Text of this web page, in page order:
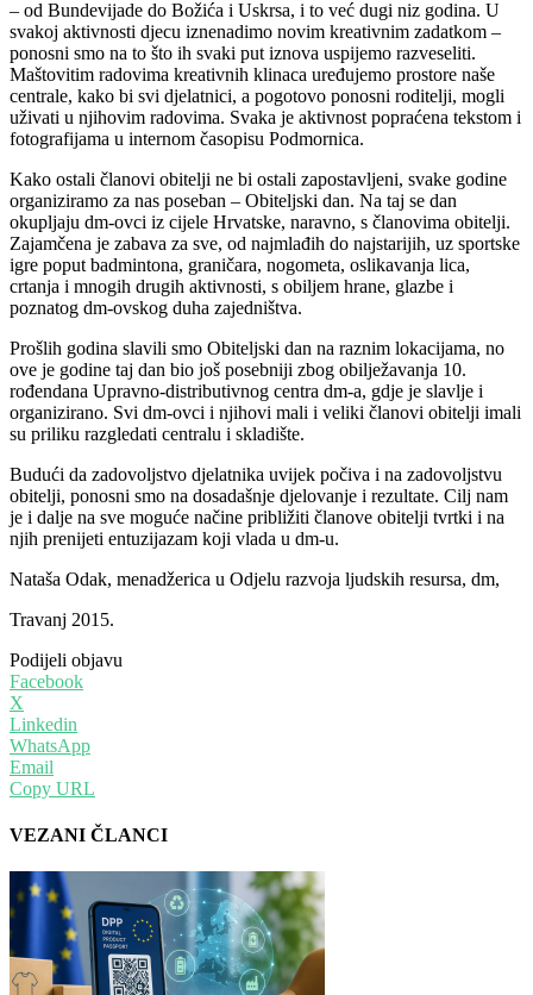
– od Bundevijade do Božića i Uskrsa, i to već dugi niz godina. U
svakoj aktivnosti djecu iznenadimo novim kreativnim zadatkom –
ponosni smo na to što ih svaki put iznova uspijemo razveseliti.
Maštovitim radovima kreativnih klinaca uređujemo prostore naše
centrale, kako bi svi djelatnici, a pogotovo ponosni roditelji, mogli
uživati u njihovim radovima. Svaka je aktivnost popraćena tekstom i
fotografijama u internom časopisu Podmornica.
Kako ostali članovi obitelji ne bi ostali zapostavljeni, svake godine
organiziramo za nas poseban – Obiteljski dan. Na taj se dan
okupljaju dm-ovci iz cijele Hrvatske, naravno, s članovima obitelji.
Zajamčena je zabava za sve, od najmlađih do najstarijih, uz sportske
igre poput badmintona, graničara, nogometa, oslikavanja lica,
crtanja i mnogih drugih aktivnosti, s obiljem hrane, glazbe i
poznatog dm-ovskog duha zajedništva.
Prošlih godina slavili smo Obiteljski dan na raznim lokacijama, no
ove je godine taj dan bio još posebniji zbog obilježavanja 10.
rođendana Upravno-distributivnog centra dm-a, gdje je slavlje i
organizirano. Svi dm-ovci i njihovi mali i veliki članovi obitelji imali
su priliku razgledati centralu i skladište.
Budući da zadovoljstvo djelatnika uvijek počiva i na zadovoljstvu
obitelji, ponosni smo na dosadašnje djelovanje i rezultate. Cilj nam
je i dalje na sve moguće načine približiti članove obitelji tvrtki i na
njih prenijeti entuzijazam koji vlada u dm-u.
Nataša Odak, menadžerica u Odjelu razvoja ljudskih resursa, dm,
Travanj 2015.
Podijeli objavu
Facebook
X
Linkedin
WhatsApp
Email
Copy URL
VEZANI ČLANCI